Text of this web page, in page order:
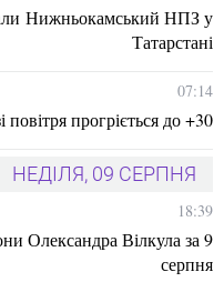
Нижньокамський НПЗ у
Татарстані
07:14
прогріється до +30
НЕДІЛЯ, 09 СЕРПНЯ
18:39
Олександра Вілкула за 9
серпня